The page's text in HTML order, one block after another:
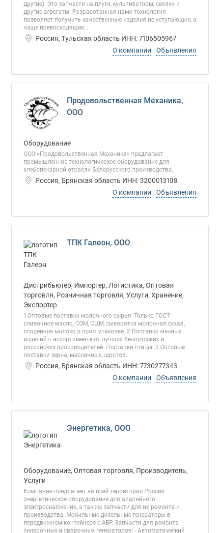
другие). Это запчасти на плуги, культиваторы, сеялки и
другие агрегаты. Разработанная нами технология
позволяет получить качественные изделия не уступающие, а
чаще превосходящие...
Россия, Тульская область ИНН: 7106505967
О компании
Объявления
Продовольственная Механика,
ООО
Оборудование
ООО «Продовольственная Механика» предлагает
промышленное технологическое оборудование для
хлебопекарной отрасли Белорусского производства.
Россия, Брянская область ИНН: 3200013108
О компании
Объявления
ТПК Галеон, ООО
Дистрибьютер, Импортер, Логистика, Оптовая
торговля, Розничная торговля, Услуги, Хранение,
Экспортер
1.Оптовые поставки молочного сырья. Только ГОСТ
сливочное масло, СОМ, СЦМ, сыворотка молочная сухая,
сгущенное молоко в пром упаковке. 2.Поставки мясных
изделий в ассортименте от лучших белорусских и
российских производителей. Поставки птицы. 3.Оптовые
поставки зерна, масличных, шротов.
Россия, Брянская область ИНН: 7730277343
О компании
Объявления
Энергетика, ООО
Оборудование, Оптовая торговля, Производитель,
Услуги
Компания предлагает на всей территории России
энергетическое оборудование для аварийного
электроснабжения, а так же запчасти для их ремонта и
производства. Мобильные дизельные генераторы в
передвижном контейнере с АВР. Запчасти для ремонта
синхронных и сварочных генераторов: - Автоматический